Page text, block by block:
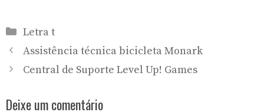
Categorias
Letra t
Assistência técnica bicicleta Monark
Central de Suporte Level Up! Games
Deixe um comentário